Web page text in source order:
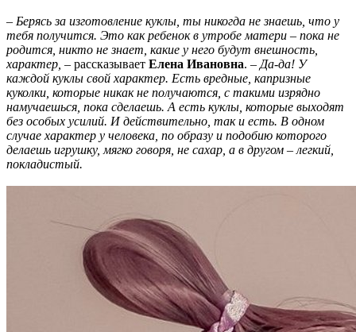
– Берясь за изготовление куклы, ты никогда не знаешь, что у
тебя получится. Это как ребенок в утробе матери – пока не
родится, никто не знает, какие у него будут внешность,
характер, – рассказывает Елена Ивановна. – Да-да! У
каждой куклы свой характер. Есть вредные, капризные
куколки, которые никак не получаются, с такими изрядно
намучаешься, пока сделаешь. А есть куклы, которые выходят
без особых усилий. И действительно, так и есть. В одном
случае характер у человека, по образу и подобию которого
делаешь игрушку, мягко говоря, не сахар, а в другом – легкий,
покладистый.